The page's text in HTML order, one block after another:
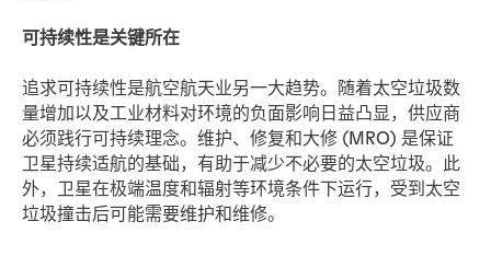
可持续性是关键所在
追求可持续性是航空航天业另一大趋势。随着太空垃圾数
量增加以及工业材料对环境的负面影响日益凸显，供应商
必须践行可持续理念。维护、修复和大修 (MRO) 是保证
卫星持续适航的基础，有助于减少不必要的太空垃圾。此
外，卫星在极端温度和辐射等环境条件下运行，受到太空
垃圾撞击后可能需要维护和维修。